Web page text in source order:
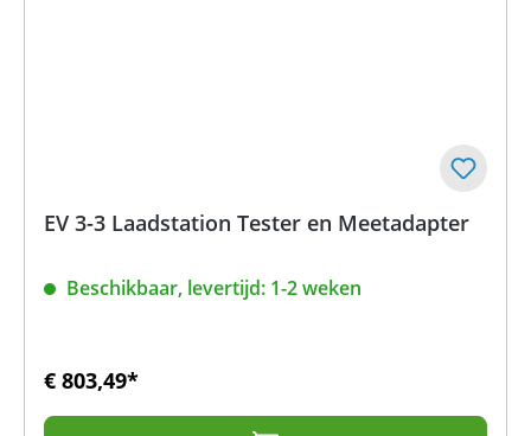
EV 3-3 Laadstation Tester en Meetadapter
Beschikbaar, levertijd: 1-2 weken
€ 803,49*